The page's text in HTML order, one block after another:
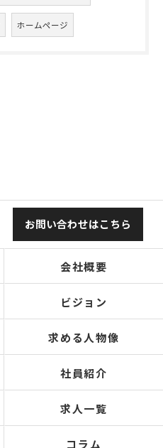
ホームページ
お問い合わせはこちら
会社概要
ビジョン
求める人物像
社員紹介
求人一覧
コラム